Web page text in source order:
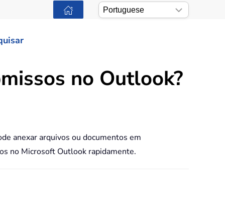
no Outlook?
anexar arquivos ou documentos em
no Microsoft Outlook rapidamente.